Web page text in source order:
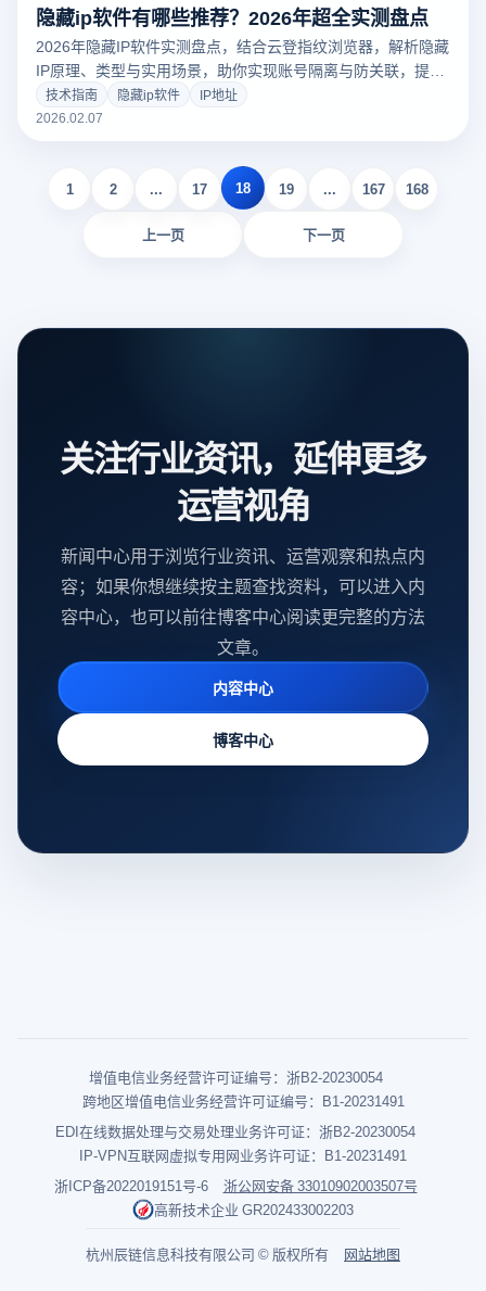
隐藏ip软件有哪些推荐？2026年超全实测盘点
2026年隐藏IP软件实测盘点，结合云登指纹浏览器，解析隐藏
IP原理、类型与实用场景，助你实现账号隔离与防关联，提升
跨境运营安全性。
技术指南 隐藏ip软件
IP地址
2026.02.07
上一页
1 2 ... 17 18 19 ... 167 168
下一页
关注行业资讯，延伸更多
运营视角
新闻中心用于浏览行业资讯、运营观察和热点内
容；如果你想继续按主题查找资料，可以进入内
容中心，也可以前往博客中心阅读更完整的方法
文章。
内容中心
博客中心
增值电信业务经营许可证编号：浙B2-20230054
跨地区增值电信业务经营许可证编号：B1-20231491
EDI在线数据处理与交易处理业务许可证：浙B2-20230054
IP-VPN互联网虚拟专用网业务许可证：B1-20231491
浙ICP备2022019151号-6
浙公网安备 33010902003507号
高新技术企业 GR202433002203
杭州辰链信息科技有限公司 © 版权所有 网站地图